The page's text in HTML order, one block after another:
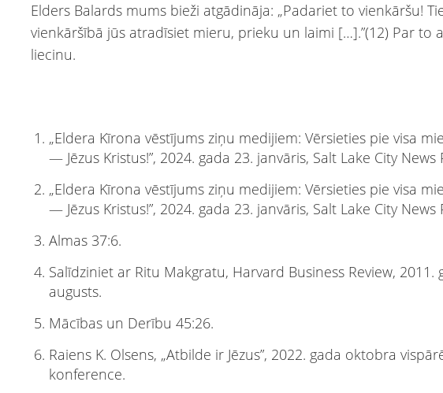
Elders Balards mums bieži atgādināja: „Padariet to vienkāršu!
vienkāršībā jūs atradīsiet mieru, prieku un laimi […].”(12) Par to
liecinu.
„Eldera Kīrona vēstījums ziņu medijiem: Vērsieties pie visa
— Jēzus Kristus!”, 2024. gada 23. janvāris, Salt Lake City News
„Eldera Kīrona vēstījums ziņu medijiem: Vērsieties pie visa
— Jēzus Kristus!”, 2024. gada 23. janvāris, Salt Lake City News
Almas 37:6.
Salīdziniet ar Ritu Makgratu, Harvard Business Review, 2011.
augusts.
Mācības un Derību 45:26.
Raiens K. Olsens, „Atbilde ir Jēzus”, 2022. gada oktobra
konference.